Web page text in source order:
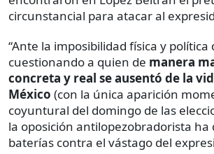
circunstancial para atacar al
“Ante la imposibilidad física y política
cuestionando a quien de manera
concreta y real se ausentó de la
México (con la única aparición
coyuntural del domingo de las
la oposición antilopezobradorista ha
baterías contra el vástago del